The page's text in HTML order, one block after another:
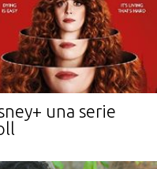
una serie